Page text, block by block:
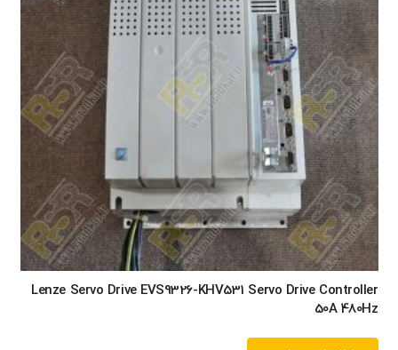
Lenze Servo Drive EVS9326-KHV531 Servo Drive Controller
50A 480Hz